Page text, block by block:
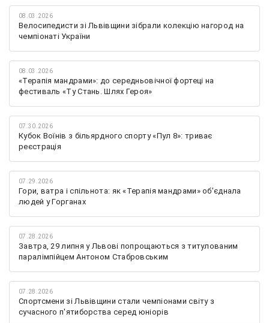
08.03.2026
Велосипедисти зі Львівщини зібрали колекцію нагород на
чемпіонаті України
08.03.2026
«Терапія мандрами»: до середньовічної фортеці на
фестиваль «Ту Стань. Шлях Героя»
07.30.2026
Кубок Воїнів з більярдного спорту «Пул 8»: триває
реєстрація
07.29.2026
Гори, ватра і спільнота: як «Терапія мандрами» об’єднала
людей у Горганах
07.28.2026
Завтра, 29 липня у Львові попрощаються з титулованим
паралімпійцем Антоном Стабровським
07.28.2026
Спортсмени зі Львівщини стали чемпіонами світу з
сучасного п'ятиборства серед юніорів